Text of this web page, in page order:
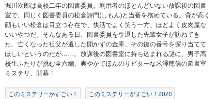
堀川次郎は高校二年の図書委員。利用者のほとんどいない放課後の図書
室で、同じく図書委員の松倉詩門(しもん)と当番を務めている。背が高く
顔もいい松倉は目立つ存在で、快活でよく笑う一方、ほどよく皮肉屋な
いいやつだ。そんなある日、図書委員を引退した先輩女子が訪ねてき
た。亡くなった祖父が遺した開かずの金庫、その鍵の番号を探り当てて
ほしいというのだが……。放課後の図書室に持ち込まれる謎に、男子高
校生ふたりが挑む全六編。爽やかでほんのりビターな米澤穂信の図書室
ミステリ、開幕！
このミステリーがすごい！ このミステリーがすごい！2020